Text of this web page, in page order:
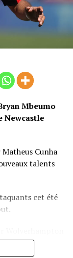
Mbeumo
Newcastle
Cunha
talents
cet été
ne résoudra